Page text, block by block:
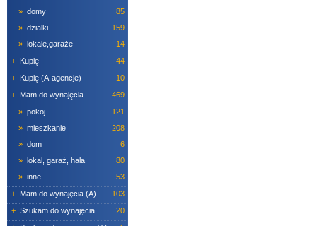
» domy
85
» dzialki
159
» lokale,garaże
14
+ Kupię
44
+ Kupię (A-agencje)
10
+ Mam do wynajęcia
469
» pokoj
121
» mieszkanie
208
» dom
6
» lokal, garaż, hala
80
» inne
53
+ Mam do wynajęcia (A)
103
+ Szukam do wynajęcia
20